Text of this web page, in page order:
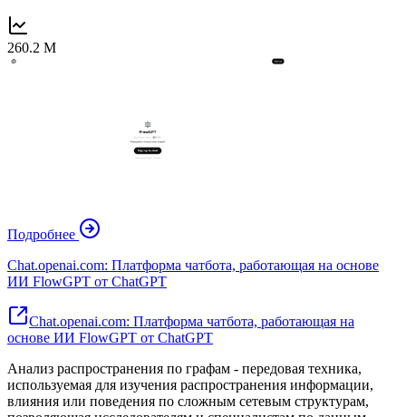
260.2 M
Подробнее
Chat.openai.com: Платформа чатбота, работающая на основе
ИИ FlowGPT от ChatGPT
Chat.openai.com: Платформа чатбота, работающая на
основе ИИ FlowGPT от ChatGPT
Анализ распространения по графам - передовая техника,
используемая для изучения распространения информации,
влияния или поведения по сложным сетевым структурам,